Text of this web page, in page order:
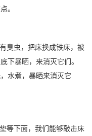
。
臭虫，把床换成铁床，被
下暴晒，来消灭它们。
水煮，暴晒来消灭它
等下面，我们能够敲击床